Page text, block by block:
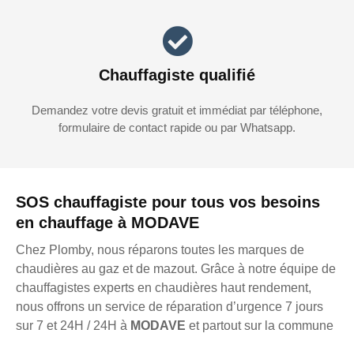
SOS chauffagiste pour tous vos besoins
en chauffage à MODAVE
Chez Plomby, nous réparons toutes les marques de
chaudières au gaz et de mazout. Grâce à notre équipe de
chauffagistes experts en chaudières haut rendement,
nous offrons un service de réparation d’urgence 7 jours
sur 7 et 24H / 24H à MODAVE et partout sur la commune
Chauffagiste qualifié
Demandez votre devis gratuit et immédiat par téléphone,
formulaire de contact rapide ou par Whatsapp.